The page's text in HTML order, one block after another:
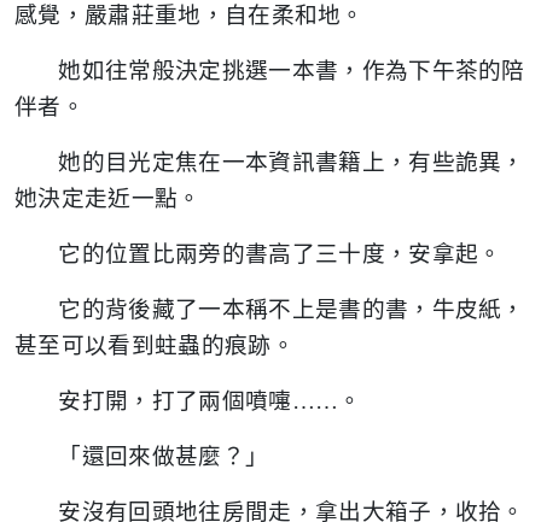
感覺，嚴肅莊重地，自在柔和地。
她如往常般決定挑選一本書，作為下午茶的陪
伴者。
她的目光定焦在一本資訊書籍上，有些詭異，
她決定走近一點。
它的位置比兩旁的書高了三十度，安拿起。
它的背後藏了一本稱不上是書的書，牛皮紙，
甚至可以看到蛀蟲的痕跡。
安打開，打了兩個噴嚏……。
「還回來做甚麼？」
安沒有回頭地往房間走，拿出大箱子，收拾。